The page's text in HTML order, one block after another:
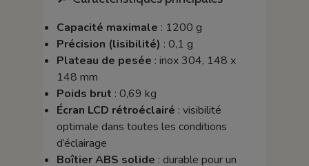
Capacité maximale : 1200 g
Précision (lisibilité) : 0,1 g
Plateau de pesée : inox 304, 148 x
148 mm
Poids brut : 0,69 kg
Écran LCD rétroéclairé : visibilité
optimale dans toutes les conditions
d’éclairage
Boîtier ABS solide : durable pour un